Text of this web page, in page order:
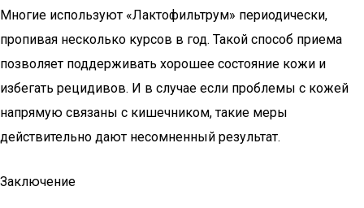
Многие используют «Лактофильтрум» периодически,
пропивая несколько курсов в год. Такой способ приема
позволяет поддерживать хорошее состояние кожи и
избегать рецидивов. И в случае если проблемы с кожей
напрямую связаны с кишечником, такие меры
действительно дают несомненный результат.
Заключение